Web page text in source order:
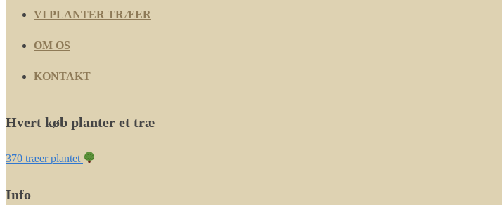
VI PLANTER TRÆER
OM OS
KONTAKT
Hvert køb planter et træ
370 træer plantet
Info